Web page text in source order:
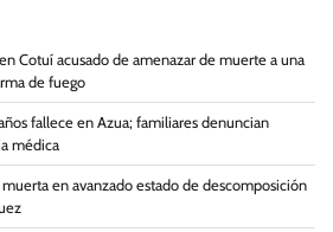
Cotuí acusado de amenazar de muerte a una
de fuego
fallece en Azua; familiares denuncian
médica
en avanzado estado de descomposición